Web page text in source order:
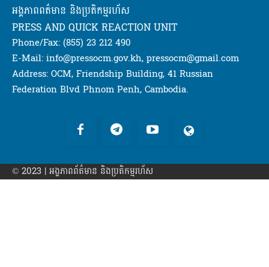
អង្គភាពពត៌មាន និងប្រតិកម្មរហ័ស
PRESS AND QUICK REACTION UNIT
Phone/Fax: (855) 23 212 490
E-Mail: info@pressocm.gov.kh, pressocm@gmail.com
Address: OCM, Friendship Building, 41 Russian
Federation Blvd Phnom Penh, Cambodia.
© 2023 | អង្គភាព​ព័ត៌មាន​ និងប្រតិកម្មរហ័ស